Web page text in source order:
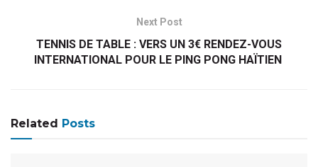
Next Post
TENNIS DE TABLE : VERS UN 3€ RENDEZ-VOUS
INTERNATIONAL POUR LE PING PONG HAÏTIEN
Related Posts